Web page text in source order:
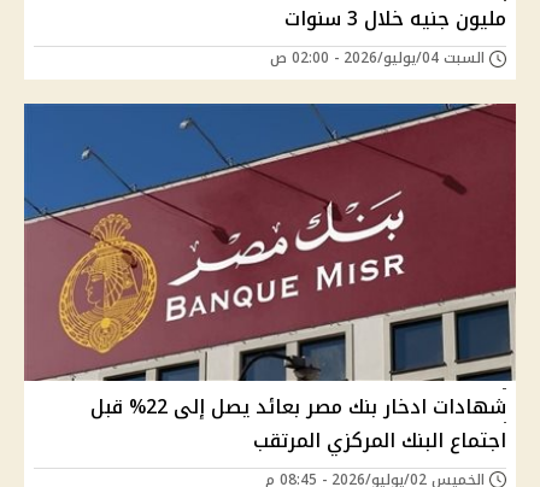
مليون جنيه خلال 3 سنوات
السبت 04/يوليو/2026 - 02:00 ص
شهادات ادخار بنك مصر بعائد يصل إلى 22% قبل
اجتماع البنك المركزي المرتقب
الخميس 02/يوليو/2026 - 08:45 م